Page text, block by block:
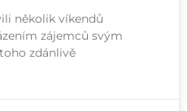
několik víkendů
zájemců svým
zdánlivě